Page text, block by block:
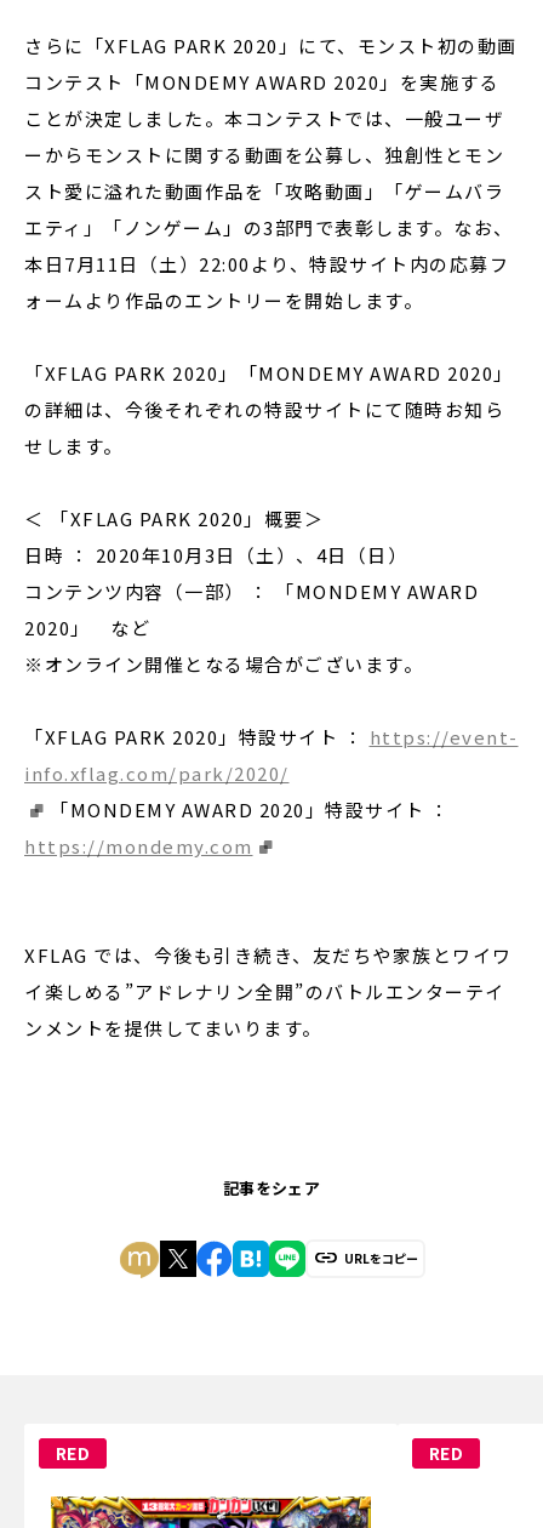
さらに「XFLAG PARK 2020」にて、モンスト初の動画
コンテスト「MONDEMY AWARD 2020」を実施する
ことが決定しました。本コンテストでは、一般ユーザ
ーからモンストに関する動画を公募し、独創性とモン
スト愛に溢れた動画作品を「攻略動画」「ゲームバラ
エティ」「ノンゲーム」の3部門で表彰します。なお、
本日7月11日（土）22:00より、特設サイト内の応募フ
ォームより作品のエントリーを開始します。
「XFLAG PARK 2020」「MONDEMY AWARD 2020」
の詳細は、今後それぞれの特設サイトにて随時お知ら
せします。
＜ 「XFLAG PARK 2020」概要＞
日時 ： 2020年10月3日（土）、4日（日）
コンテンツ内容（一部） ： 「MONDEMY AWARD
2020」 など
※オンライン開催となる場合がございます。
「XFLAG PARK 2020」特設サイト ： https://event-
info.xflag.com/park/2020/
「MONDEMY AWARD 2020」特設サイト ：
https://mondemy.com
XFLAG では、今後も引き続き、友だちや家族とワイワ
イ楽しめる”アドレナリン全開”のバトルエンターテイ
ンメントを提供してまいります。
記事をシェア
URLをコピー
RED RED